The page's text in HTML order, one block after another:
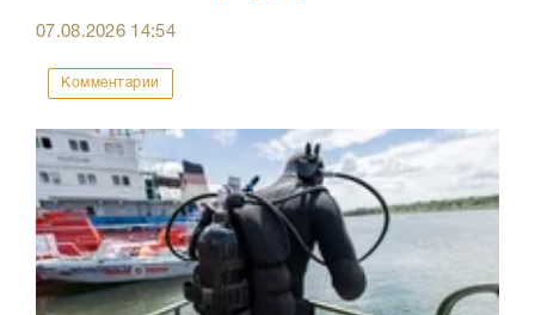
07.08.2026 14:54
Комментарии